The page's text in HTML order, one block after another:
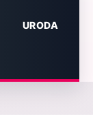
URODA